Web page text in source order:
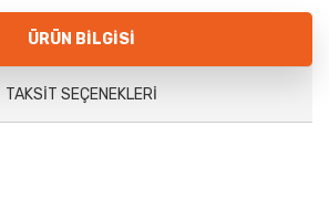
ÜRÜN BILGISI
TAKSIT SEÇENEKLERI